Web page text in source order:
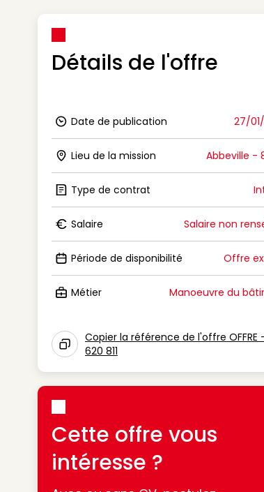
Détails de l'offre
Icon Date de publication
Date de publication 27/
Icon Lieu de la mission
Lieu de la mission Abbeville -
Icon Type de contrat
Type de contrat
Icon Salaire
Salaire Salaire non
Icon Période de disponibilité
Période de disponibilité Offre
Métier Manoeuvre du
Icon copy to clipboard
Copier la référence de l'offre OFFRE
620 811
Cette offre vous
intéresse ?